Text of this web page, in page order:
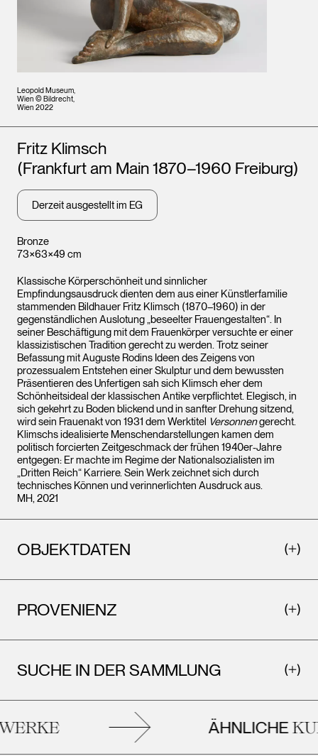
Leopold Museum,
Wien © Bildrecht,
Wien 2022
Bronze
73×63×49 cm
Künstler*innen
Fritz Klimsch
(Frankfurt am Main 1870–1960 Freiburg)
Derzeit ausgestellt im EG
Klassische Körperschönheit und sinnlicher
Empfindungsausdruck dienten dem aus einer Künstlerfamilie
stammenden Bildhauer Fritz Klimsch (1870–1960) in der
gegenständlichen Auslotung „beseelter Frauengestalten“. In
seiner Beschäftigung mit dem Frauenkörper versuchte er einer
klassizistischen Tradition gerecht zu werden. Trotz seiner
Befassung mit Auguste Rodins Ideen des Zeigens von
prozessualem Entstehen einer Skulptur und dem bewussten
Präsentieren des Unfertigen sah sich Klimsch eher dem
Schönheitsideal der klassischen Antike verpflichtet. Elegisch, in
sich gekehrt zu Boden blickend und in sanfter Drehung sitzend,
wird sein Frauenakt von 1931 dem Werktitel Versonnengerecht.
Klimschs idealisierte Menschendarstellungen kamen dem
politisch forcierten Zeitgeschmack der frühen 1940er-Jahre
entgegen: Er machte im Regime der Nationalsozialisten im
„Dritten Reich“ Karriere. Sein Werk zeichnet sich durch
technisches Können und verinnerlichten Ausdruck aus.
MH, 2021
OBJEKTDATEN
PROVENIENZ
SUCHE IN DER SAMMLUNG
ÄHNLICHE